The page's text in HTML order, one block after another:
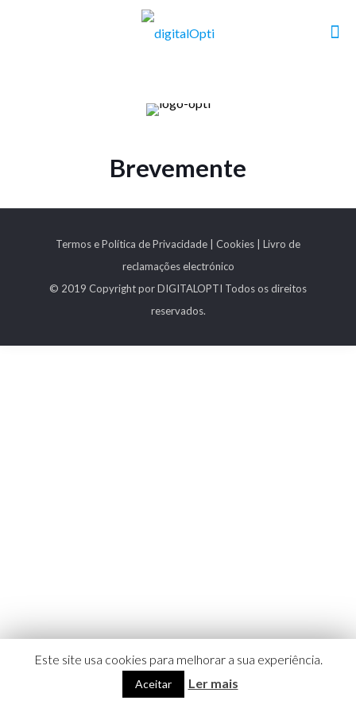
Brevemente
Termos e Política de Privacidade Cookies
Livro de
reclamações electrónico
© 2019 Copyright por DIGITALOPTI Todos os direitos
reservados.
Este site usa cookies para melhorar a sua experiência.
Aceitar Ler mais